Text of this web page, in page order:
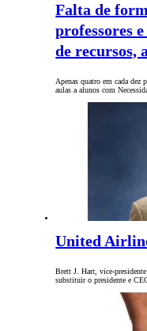
Falta de
professores
de recursos,
Apenas quatro em cada dez
aulas a alunos com
United
Brett J. Hart, vice-
substituir o presidente e